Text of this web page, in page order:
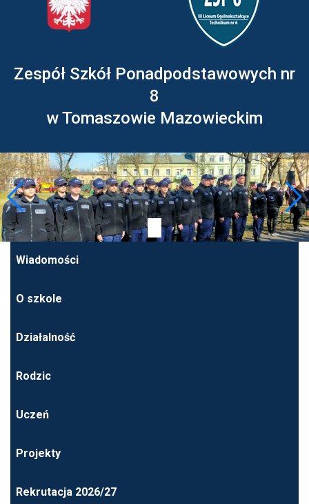
Zespół Szkół Ponadpodstawowych nr
8
w Tomaszowie Mazowieckim
Wiadomości
O szkole
Działalność
Rodzic
Uczeń
Projekty
Rekrutacja 2026/27